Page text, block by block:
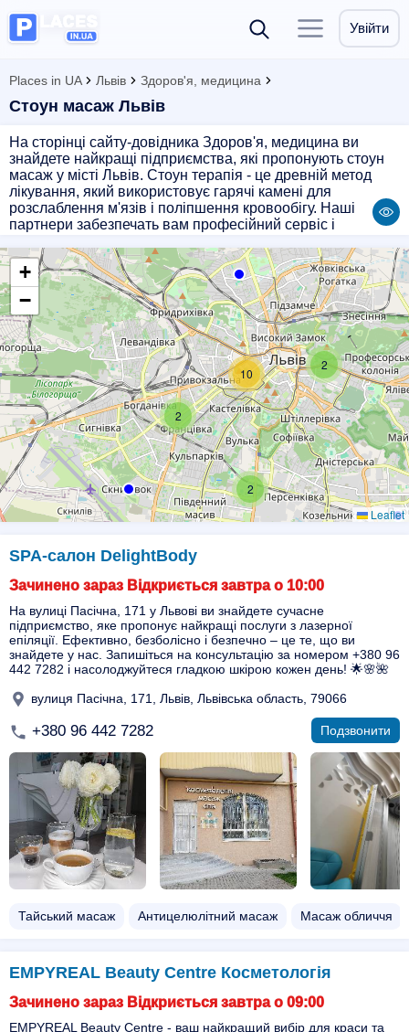
Увійти
Places in UA Львів Здоров'я, медицина
Стоун масаж Львів
На сторінці сайту-довідника Здоров'я, медицина ви
знайдете найкращі підприємства, які пропонують стоун
масаж у місті Львів. Стоун терапія - це древній метод
лікування, який використовує гарячі камені для
розслаблення м'язів і поліпшення кровообігу. Наші
партнери забезпечать вам професійний сервіс і
скористатися послугами провідних масажистів у Львові і
насолодитися користями стоун масажу для вашого
здоров'я та благополуччя.
2
2
10
2
+
−
Leaflet
SPA-салон DelightBody
Зачинено зараз Відкриється завтра о 10:00
На вулиці Пасічна, 171 у Львові ви знайдете сучасне
підприємство, яке пропонує найкращі послуги з лазерної
епіляції. Ефективно, безболісно і безпечно – це те, що ви
знайдете у нас. Запишіться на консультацію за номером +380 96
442 7282 і насолоджуйтеся гладкою шкірою кожен день! 🌟🌸🌺
вулиця Пасічна, 171, Львів, Львівська область, 79066
+380 96 442 7282 Подзвонити
Тайський масаж Антицелюлітний масаж Масаж обличчя
EMPYREAL Beauty Centre Косметологія
Зачинено зараз Відкриється завтра о 09:00
EMPYREAL Beauty Centre - ваш найкращий вибір для краси та